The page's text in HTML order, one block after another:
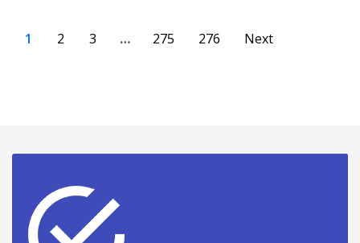
1 2 3 … 275 276 Next